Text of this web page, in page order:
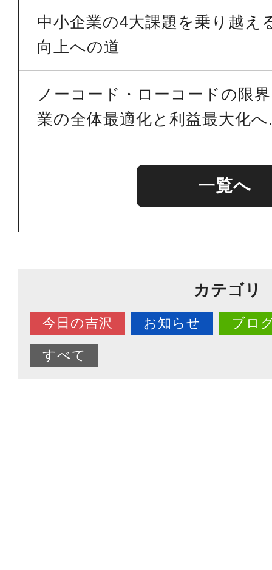
中小企業の4大課題を乗り越え
向上への道
ノーコード・ローコードの限
業の全体最適化と利益最大化
一覧へ
カテゴリ
今日の吉沢 お知らせ ブロ
すべて